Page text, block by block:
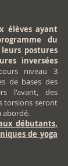
élèves ayant
du
postures
inversées
niveau 3
de bases des
l'avant, des
torsions seront
abordé.
débutants,
de yoga